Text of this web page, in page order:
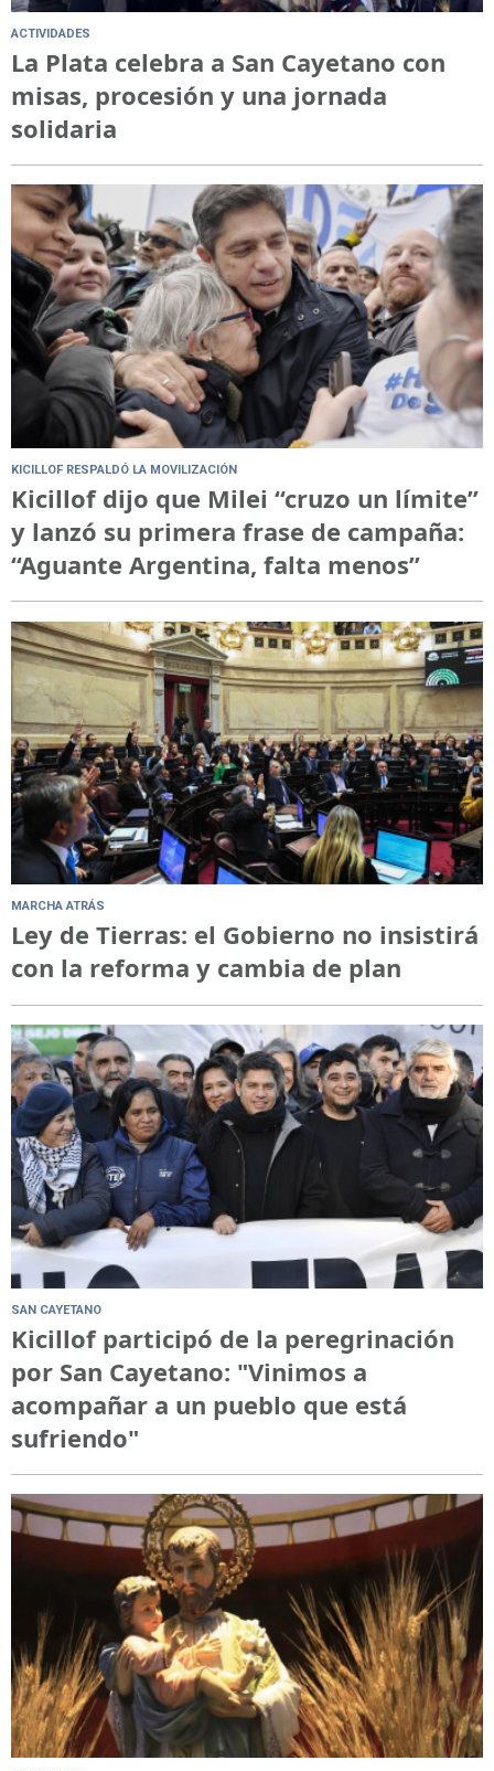
ACTIVIDADES
La Plata celebra a San Cayetano con
misas, procesión y una jornada
solidaria
KICILLOF RESPALDÓ LA MOVILIZACIÓN
Kicillof dijo que Milei “cruzo un límite”
y lanzó su primera frase de campaña:
“Aguante Argentina, falta menos”
MARCHA ATRÁS
Ley de Tierras: el Gobierno no insistirá
con la reforma y cambia de plan
SAN CAYETANO
Kicillof participó de la peregrinación
por San Cayetano: "Vinimos a
acompañar a un pueblo que está
sufriendo"